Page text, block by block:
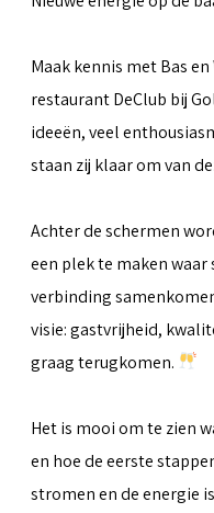
Maak kennis met Bas
restaurant DeClub bij
ideeën, veel
staan zij klaar om van
Achter de schermen
een plek te maken
verbinding
visie: gastvrijheid,
graag terugkomen.
Het is mooi om te zien
en hoe de eerste
stromen en de energie